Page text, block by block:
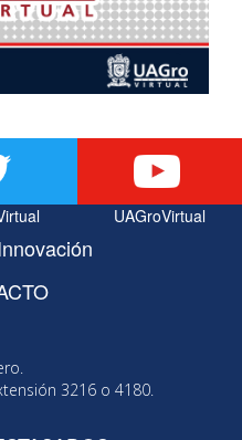
UAGroVirtual
3216 o 4180.